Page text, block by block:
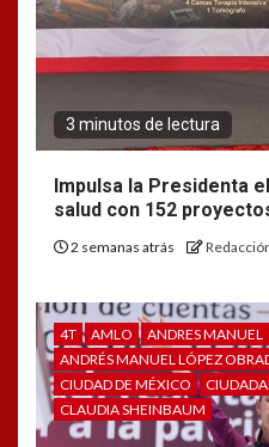
3 minutos de lectura
Impulsa la Presidenta
salud con 152
2 semanas atrás
4T AMLO
ANDRES MANUEL
ANDRÉS MANUEL LÓPEZ
CIUDAD DE MÉXICO
CLAUDIA SHEINBAUM